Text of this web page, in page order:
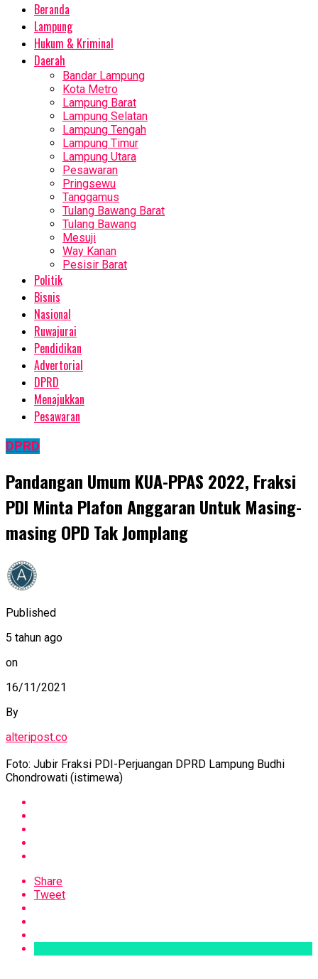
Beranda
Lampung
Hukum & Kriminal
Daerah
Bandar Lampung
Kota Metro
Lampung Barat
Lampung Selatan
Lampung Tengah
Lampung Timur
Lampung Utara
Pesawaran
Pringsewu
Tanggamus
Tulang Bawang Barat
Tulang Bawang
Mesuji
Way Kanan
Pesisir Barat
Politik
Bisnis
Nasional
Ruwajurai
Pendidikan
Advertorial
DPRD
Menajukkan
Pesawaran
DPRD
Pandangan Umum KUA-PPAS 2022, Fraksi
PDI Minta Plafon Anggaran Untuk Masing-
masing OPD Tak Jomplang
Published
5 tahun ago
on
16/11/2021
By
alteripost.co
Foto: Jubir Fraksi PDI-Perjuangan DPRD Lampung Budhi
Chondrowati (istimewa)
Share
Tweet